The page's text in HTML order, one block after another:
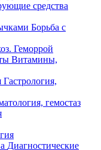
средства
Борьба с
Геморрой
Витамины,
Гастрология,
гемостаз
Диагностические